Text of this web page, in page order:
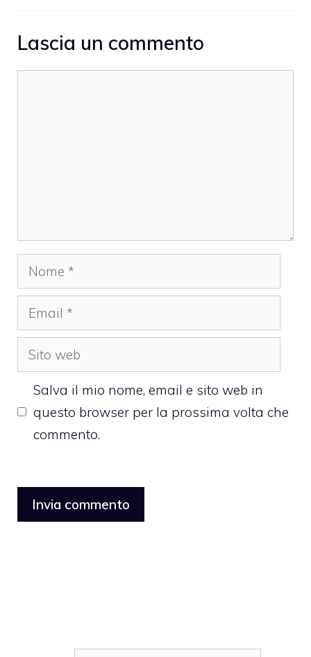
Lascia un commento
Nome
Email
Sito
web
Salva il mio nome, email e sito web in
questo browser per la prossima volta che
commento.